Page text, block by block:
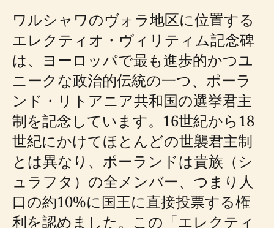
ワルシャワのヴォラ地区に位置する
エレクティオ・ヴィリティム記念碑
は、ヨーロッパで最も進歩的かつユ
ニークな政治的伝統の一つ、ポーラ
ンド・リトアニア共和国の選挙君主
制を記念しています。16世紀から18
世紀にかけてほとんどの世襲君主制
とは異なり、ポーランドは貴族（シ
ュラフタ）の全メンバー、つまり人
口の約10%に国王に直接投票する権
利を認めました。この「エレクティ